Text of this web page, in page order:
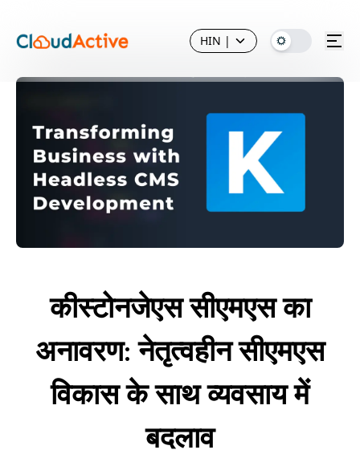
HIN |
कीस्टोनजेएस सीएमएस का
अनावरण: नेतृत्वहीन सीएमएस
विकास के साथ व्यवसाय में
बदलाव